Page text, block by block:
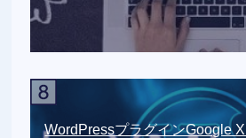
WordPressプラグインGoogle